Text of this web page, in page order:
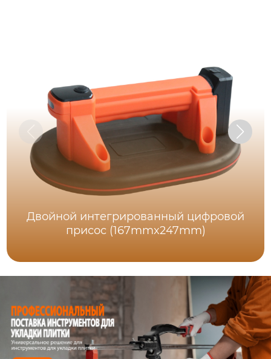
Двойной интегрированный цифровой
присос (167mmx247mm)